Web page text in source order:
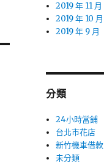
2019 年 11 月
2019 年 10 月
2019 年 9 月
分類
24小時當鋪
台北市花店
新竹機車借款
未分類